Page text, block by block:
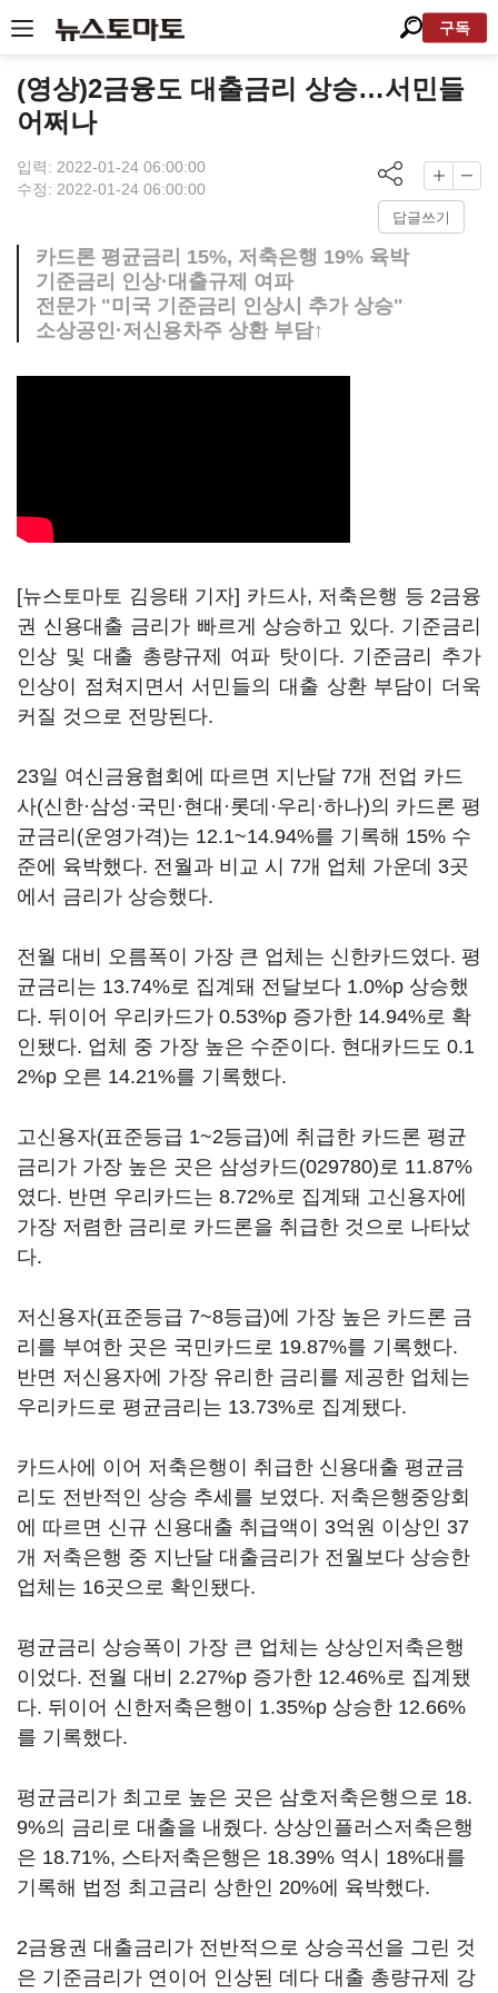
구독
(영상)2금융도 대출금리 상승…서민들
어쩌나
입력: 2022-01-24 06:00:00
수정: 2022-01-24 06:00:00
답글쓰기
카드론 평균금리 15%, 저축은행 19% 육박
기준금리 인상·대출규제 여파
전문가 "미국 기준금리 인상시 추가 상승"
소상공인·저신용차주 상환 부담↑
[뉴스토마토 김응태 기자] 카드사, 저축은행 등 2금융
권 신용대출 금리가 빠르게 상승하고 있다. 기준금리
인상 및 대출 총량규제 여파 탓이다. 기준금리 추가
인상이 점쳐지면서 서민들의 대출 상환 부담이 더욱
커질 것으로 전망된다.
23일 여신금융협회에 따르면 지난달 7개 전업 카드
사(신한·삼성·국민·현대·롯데·우리·하나)의 카드론 평
균금리(운영가격)는 12.1~14.94%를 기록해 15% 수
준에 육박했다. 전월과 비교 시 7개 업체 가운데 3곳
에서 금리가 상승했다.
전월 대비 오름폭이 가장 큰 업체는 신한카드였다. 평
균금리는 13.74%로 집계돼 전달보다 1.0%p 상승했
다. 뒤이어 우리카드가 0.53%p 증가한 14.94%로 확
인됐다. 업체 중 가장 높은 수준이다. 현대카드도 0.1
2%p 오른 14.21%를 기록했다.
고신용자(표준등급 1~2등급)에 취급한 카드론 평균
금리가 가장 높은 곳은 삼성카드(029780)로 11.87%
였다. 반면 우리카드는 8.72%로 집계돼 고신용자에
가장 저렴한 금리로 카드론을 취급한 것으로 나타났
다.
저신용자(표준등급 7~8등급)에 가장 높은 카드론 금
리를 부여한 곳은 국민카드로 19.87%를 기록했다.
반면 저신용자에 가장 유리한 금리를 제공한 업체는
우리카드로 평균금리는 13.73%로 집계됐다.
카드사에 이어 저축은행이 취급한 신용대출 평균금
리도 전반적인 상승 추세를 보였다. 저축은행중앙회
에 따르면 신규 신용대출 취급액이 3억원 이상인 37
개 저축은행 중 지난달 대출금리가 전월보다 상승한
업체는 16곳으로 확인됐다.
평균금리 상승폭이 가장 큰 업체는 상상인저축은행
이었다. 전월 대비 2.27%p 증가한 12.46%로 집계됐
다. 뒤이어 신한저축은행이 1.35%p 상승한 12.66%
를 기록했다.
평균금리가 최고로 높은 곳은 삼호저축은행으로 18.
9%의 금리로 대출을 내줬다. 상상인플러스저축은행
은 18.71%, 스타저축은행은 18.39% 역시 18%대를
기록해 법정 최고금리 상한인 20%에 육박했다.
2금융권 대출금리가 전반적으로 상승곡선을 그린 것
은 기준금리가 연이어 인상된 데다 대출 총량규제 강